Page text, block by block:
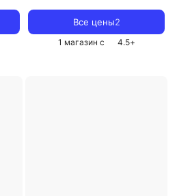
Все цены2
1 магазин с 4.5+